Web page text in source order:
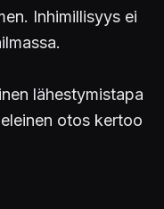
Inhimillisyys ei
lähestymistapa
otos kertoo